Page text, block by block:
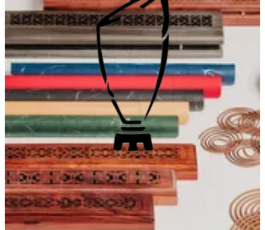
كِسرة بومشعل — الفروع
كِسرة بومشعل — الفروع
كِسرة بومشعل التجارية